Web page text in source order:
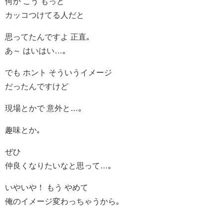
カッコつけてる人だと
思ってたんですよ 正直｡
あ～ はいはい…｡
でも ホント そういうイメージ
だったんですけど
現場とかで 意外と…｡
趣味とか｡
ぜひ
仲良くなりたいなと思って…｡
いやいや！ もう やめて
俺のイメージ変わっちゃうから｡